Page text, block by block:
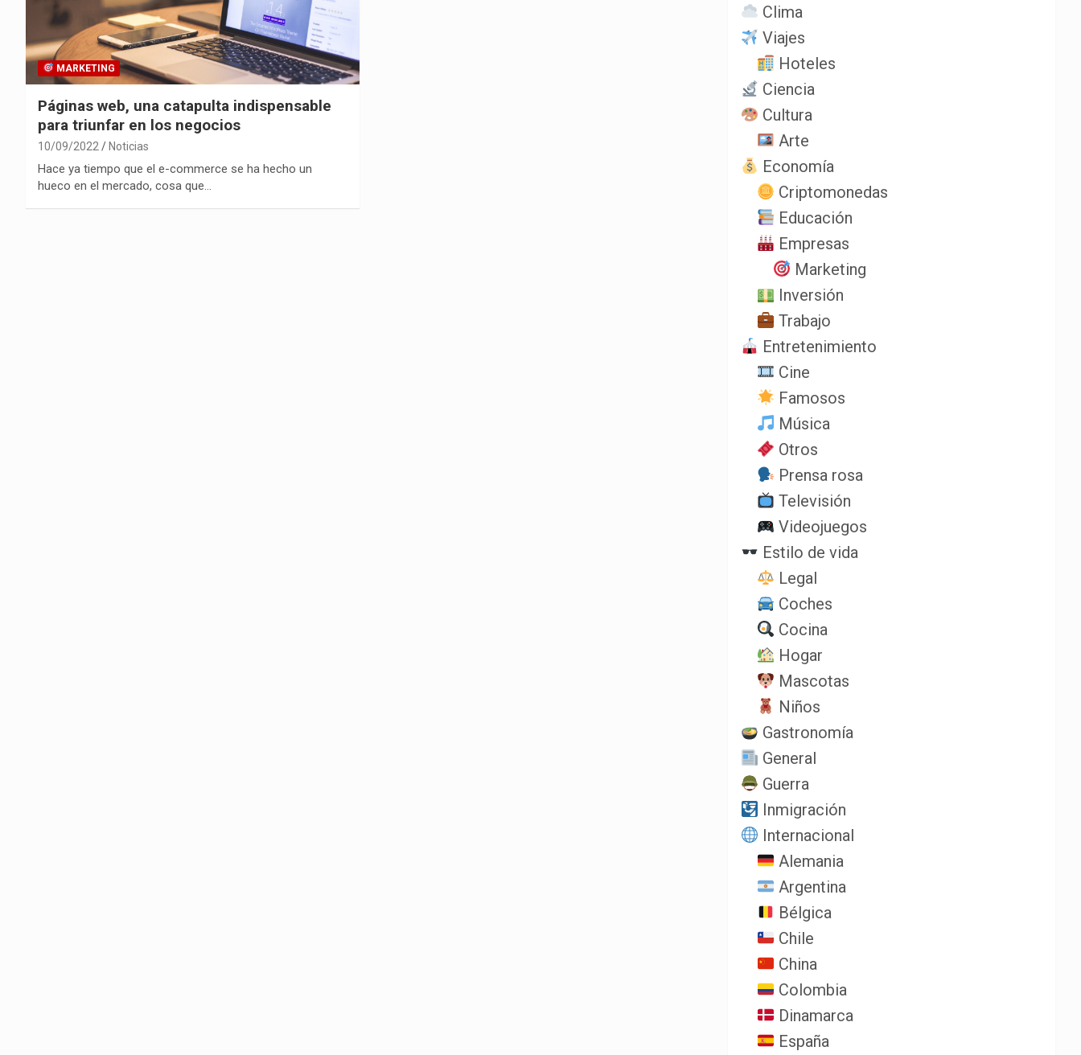
MARKETING
Páginas web, una catapulta indispensable
para triunfar en los negocios
10/09/2022 Noticias
Hace ya tiempo que el e-commerce se ha hecho un
hueco en el mercado, cosa que…
Clima
Viajes
Hoteles
Ciencia
Cultura
Arte
Economía
Criptomonedas
Educación
Empresas
Marketing
Inversión
Trabajo
Entretenimiento
Cine
Famosos
Música
Otros
Prensa rosa
Televisión
Videojuegos
Estilo de vida
Legal
Coches
Cocina
Hogar
Mascotas
Niños
Gastronomía
General
Guerra
Inmigración
Internacional
Alemania
Argentina
Bélgica
Chile
China
Colombia
Dinamarca
España